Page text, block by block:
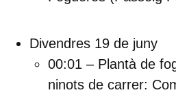
Divendres 19 de juny
00:01 – Plantà de
ninots de carrer: